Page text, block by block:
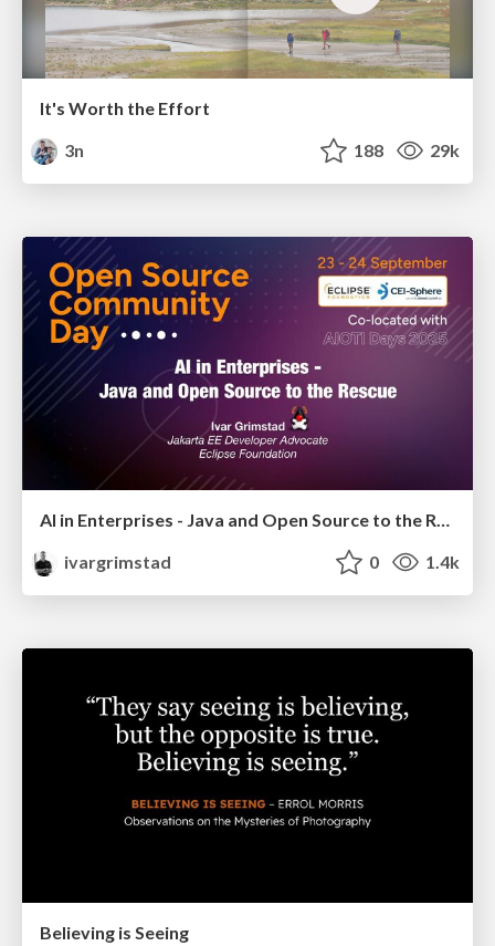
It's Worth the Effort
3n
188 29k
AI in Enterprises - Java and Open Source to the Rescue
ivargrimstad
0 1.4k
Believing is Seeing